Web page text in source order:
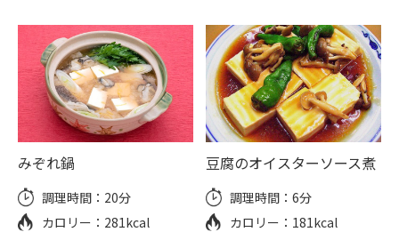
みぞれ鍋
調理時間： 20分
カロリー： 281kcal
豆腐のオイスターソース煮
調理時間： 6分
カロリー： 181kcal